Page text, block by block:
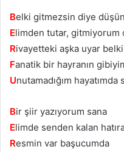
Belki gitmezsin diye
Elimden tutar, gitmiyorum
Rivayetteki aşka uyar belki
Fanatik bir hayranın
Unutamadığım
Bir şiir yazıyorum sana
Elimde senden kalan
Resmin var başucumda